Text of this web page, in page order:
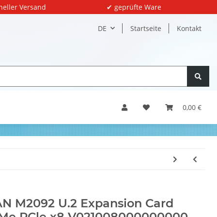
Versand ✔ geprüfte Ware
DE Startseite Kontakt
0,00 €
M2092 U.2 Expansion Card